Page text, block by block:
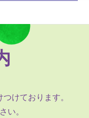
けております。
い。